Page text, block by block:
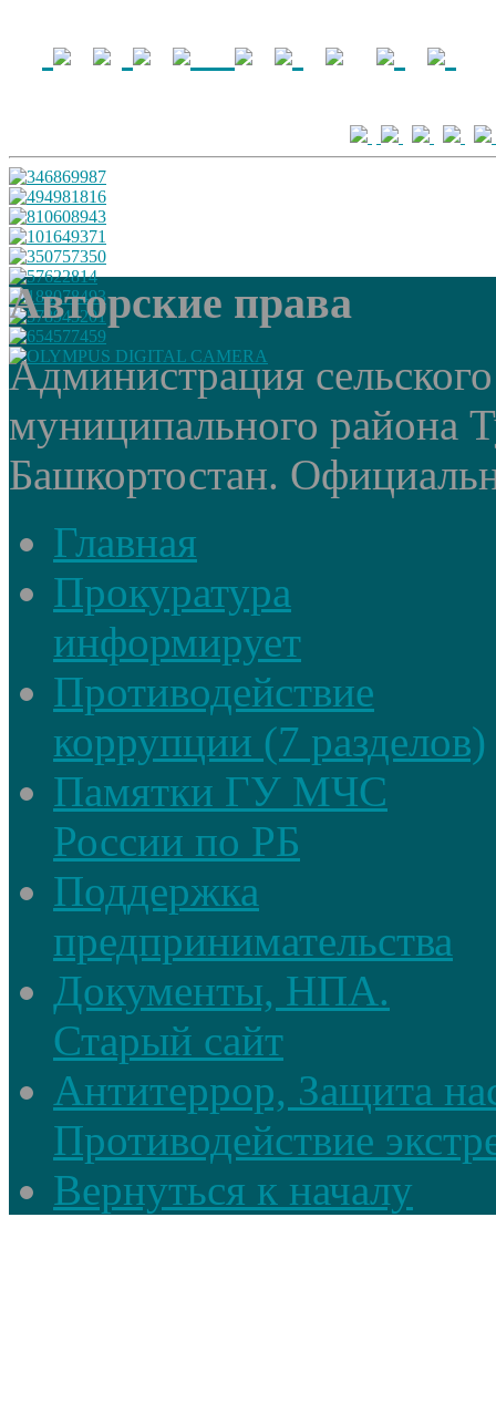
Авторские права
Администрация
муниципального района
Башкортостан.
Главная
Прокуратура
информирует
Противодействие
коррупции (7 разделов)
Памятки ГУ МЧС
России по РБ
Поддержка
предпринимательства
Документы, НПА.
Старый сайт
Антитеррор, Защита
Противодействие
Вернуться к началу